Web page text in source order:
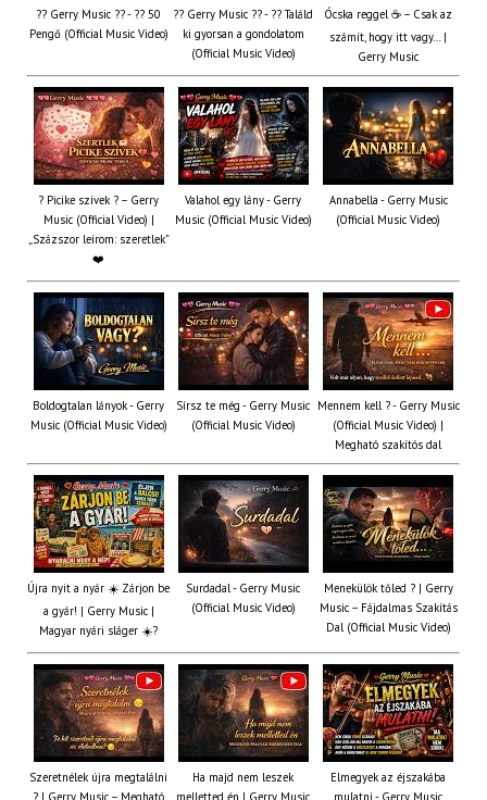
?? Gerry Music ?? - ?? 50
Pengő (Official Music Video)
?? Gerry Music ?? - ?? Találd
ki gyorsan a gondolatom
(Official Music Video)
Ócska reggel ☕ – Csak az
számít, hogy itt vagy… |
Gerry Music
? Picike szívek ? – Gerry
Music (Official Video) |
„Százszor leírom: szeretlek”
❤️
Valahol egy lány - Gerry
Music (Official Music Video)
Annabella - Gerry Music
(Official Music Video)
Boldogtalan lányok - Gerry
Music (Official Music Video)
Sírsz te még - Gerry Music
(Official Music Video)
Mennem kell ? - Gerry Music
(Official Music Video) |
Megható szakítós dal
Újra nyit a nyár ☀️ Zárjon be
a gyár! | Gerry Music |
Magyar nyári sláger ☀️?
Surdadal - Gerry Music
(Official Music Video)
Menekülök tőled ? | Gerry
Music – Fájdalmas Szakítás
Dal (Official Music Video)
Szeretnélek újra megtalálni
Ha majd nem leszek
Elmegyek az éjszakába